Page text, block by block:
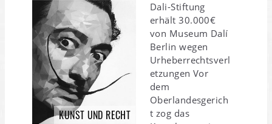
KUNST UND RECHT
Dali-Stiftung
erhält 30.000€
von Museum Dalí
Berlin wegen
Urheberrechtsverl
etzungen Vor
dem
Oberlandesgerich
t zog das